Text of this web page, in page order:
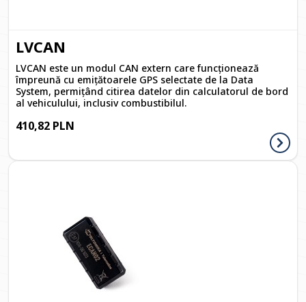
LVCAN
LVCAN este un modul CAN extern care funcționează
împreună cu emițătoarele GPS selectate de la Data
System, permițând citirea datelor din calculatorul de bord
al vehiculului, inclusiv combustibilul.
410,82 PLN